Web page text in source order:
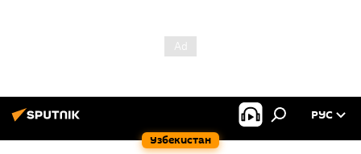
Узбекистан
РУС